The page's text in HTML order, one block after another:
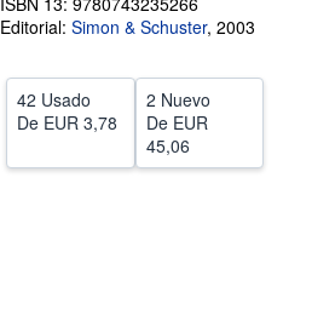
CERRAR
Editorial: Simon & Schuster, 2003
42 Usado
De EUR 3,78
2 Nuevo
De EUR
45,06